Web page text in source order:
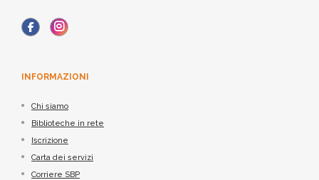
INFORMAZIONI
Chi siamo
Biblioteche in rete
Iscrizione
Carta dei servizi
Corriere SBP